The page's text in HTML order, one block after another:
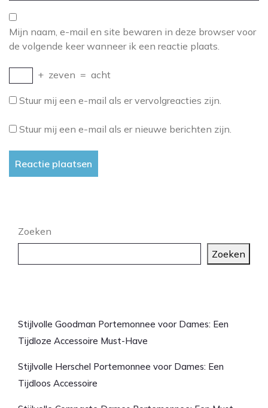
Mijn naam, e-mail en site bewaren in deze browser voor
de volgende keer wanneer ik een reactie plaats.
+ zeven = acht
Stuur mij een e-mail als er vervolgreacties zijn.
Stuur mij een e-mail als er nieuwe berichten zijn.
Zoeken
Zoeken
Stijlvolle Goodman Portemonnee voor Dames: Een
Tijdloze Accessoire Must-Have
Stijlvolle Herschel Portemonnee voor Dames: Een
Tijdloos Accessoire